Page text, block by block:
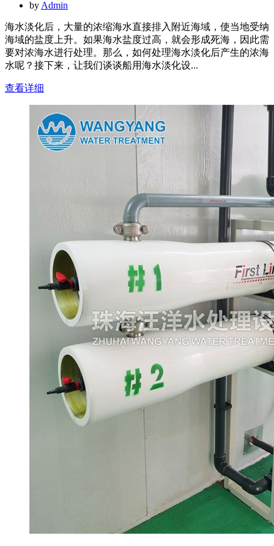
by Admin
海水淡化后，大量的浓缩海水直接排入附近海域，使当地受纳
海域的盐度上升。如果海水盐度过高，就会形成死海，因此需
要对浓海水进行处理。那么，如何处理海水淡化后产生的浓海
水呢？接下来，让我们谈谈船用海水淡化设...
查看详细